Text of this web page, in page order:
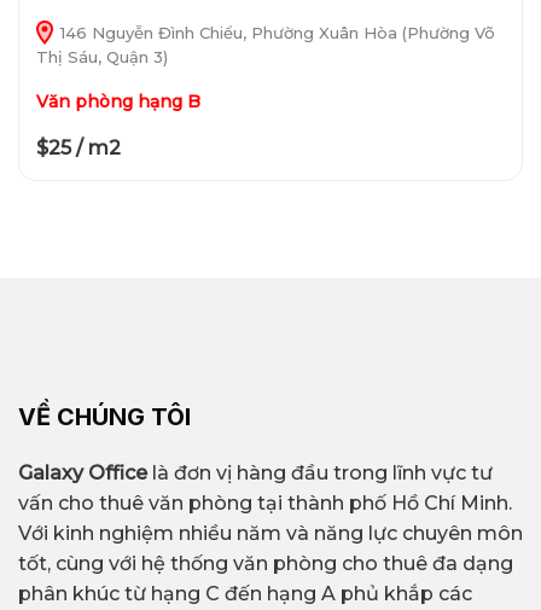
146 Nguyễn Đình Chiểu, Phường Xuân Hòa (Phường Võ
Thị Sáu, Quận 3)
Văn phòng hạng B
$25 / m2
VỀ CHÚNG TÔI
Galaxy Officelà đơn vị hàng đầu trong lĩnh vực tư
vấn cho thuê văn phòng tại thành phố Hồ Chí Minh.
Với kinh nghiệm nhiều năm và năng lực chuyên môn
tốt, cùng với hệ thống văn phòng cho thuê đa dạng
phân khúc từ hạng C đến hạng A phủ khắp các